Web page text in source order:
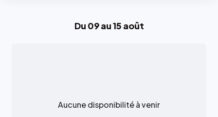
Du 09 au 15 août
Aucune disponibilité à venir